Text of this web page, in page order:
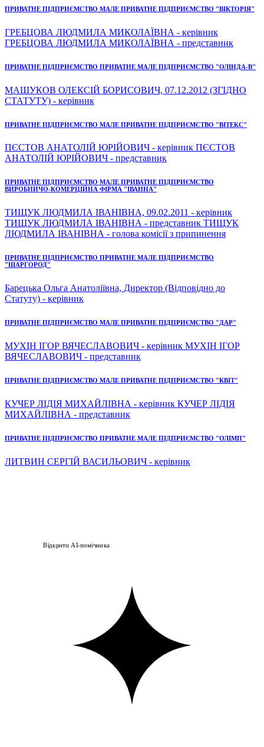
ПРИВАТНЕ ПІДПРИЄМСТВО МАЛЕ ПРИВАТНЕ ПІДПРИЄМСТВО "ВІКТОРІЯ"
ГРЕБЦОВА ЛЮДМИЛА МИКОЛАЇВНА - керівник
ГРЕБЦОВА ЛЮДМИЛА МИКОЛАЇВНА - представник
ПРИВАТНЕ ПІДПРИЄМСТВО ПРИВАТНЕ МАЛЕ ПІДПРИЄМСТВО "ОЛІНДА-В"
МАШУКОВ ОЛЕКСІЙ БОРИСОВИЧ, 07.12.2012 (ЗГІДНО
СТАТУТУ) - керівник
ПРИВАТНЕ ПІДПРИЄМСТВО МАЛЕ ПРИВАТНЕ ПІДПРИЄМСТВО "ВІТЕКС"
ПЄСТОВ АНАТОЛІЙ ЮРІЙОВИЧ - керівник ПЄСТОВ
АНАТОЛІЙ ЮРІЙОВИЧ - представник
ПРИВАТНЕ ПІДПРИЄМСТВО МАЛЕ ПРИВАТНЕ ПІДПРИЄМСТВО
ВИРОБНИЧО-КОМЕРЦІЙНА ФІРМА "ІВАННА"
ТИЩУК ЛЮДМИЛА ІВАНІВНА, 09.02.2011 - керівник
ТИЩУК ЛЮДМИЛА ІВАНІВНА - представник ТИЩУК
ЛЮДМИЛА ІВАНІВНА - голова комісії з припинення
ПРИВАТНЕ ПІДПРИЄМСТВО ПРИВАТНЕ МАЛЕ ПІДПРИЄМСТВО
"ШАРГОРОД"
Барецька Ольга Анатоліївна, Директор (Відповідно до
Статуту) - керівник
ПРИВАТНЕ ПІДПРИЄМСТВО МАЛЕ ПРИВАТНЕ ПІДПРИЄМСТВО "ДАР"
МУХІН ІГОР ВЯЧЕСЛАВОВИЧ - керівник МУХІН ІГОР
ВЯЧЕСЛАВОВИЧ - представник
ПРИВАТНЕ ПІДПРИЄМСТВО МАЛЕ ПРИВАТНЕ ПІДПРИЄМСТВО "КВІТ"
КУЧЕР ЛІДІЯ МИХАЙЛІВНА - керівник КУЧЕР ЛІДІЯ
МИХАЙЛІВНА - представник
ПРИВАТНЕ ПІДПРИЄМСТВО ПРИВАТНЕ МАЛЕ ПІДПРИЄМСТВО "ОЛІМП"
ЛИТВИН СЕРГІЙ ВАСИЛЬОВИЧ - керівник
Відкрити AI-помічника